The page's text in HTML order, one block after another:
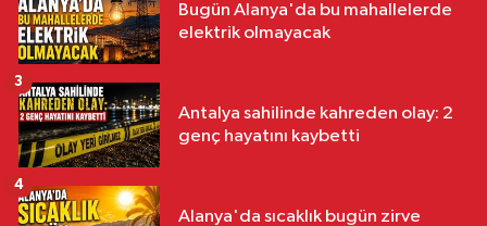
Bugün Alanya'da bu mahallelerde
elektrik olmayacak
Antalya sahilinde kahreden olay: 2
genç hayatını kaybetti
3
Alanya'da sıcaklık bugün zirve
4